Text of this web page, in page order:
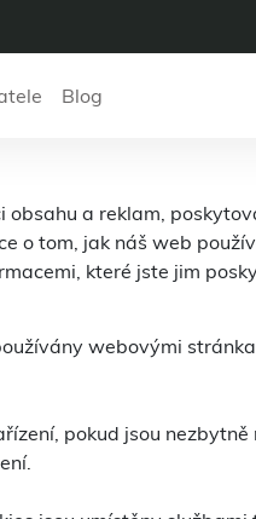
Blog
a reklam,
o tom, jak náš web
které jste jim
webovými
pokud jsou